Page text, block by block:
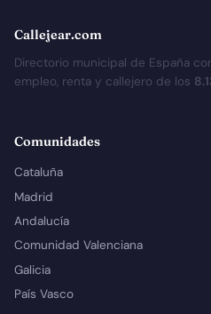
Callejear.com
Directorio municipal de España
empleo, renta y callejero de los
Comunidades
Cataluña
Madrid
Andalucía
Comunidad Valenciana
Galicia
País Vasco